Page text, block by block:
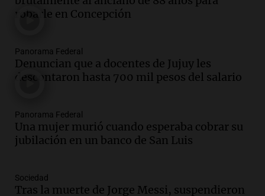
qué crece el consumo de alimentos con
proteínas
Episodios
Audio. Investigan un asalto millonario a
la cooperativa Talamochita en Villa
Episodios
Audio.La construcción en Argentina
cayó 4,1% en junio pero acumula un
Panorama Federal
Episodios
robarle en Concepción
Panorama Federal
Denuncian que a docentes de Jujuy les
descontaron hasta 700 mil pesos del salario
Panorama Federal
Una mujer murió cuando esperaba cobrar su
jubilación en un banco de San Luis
Sociedad
Tras la muerte de Jorge Messi, suspendieron